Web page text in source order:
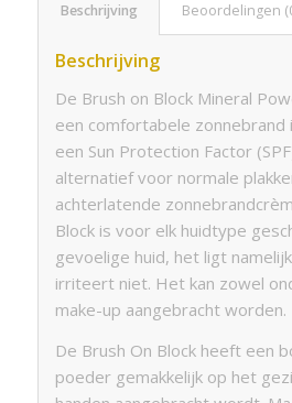
Beschrijving Beoordelingen
Beschrijving
De Brush on Block Mineral
een comfortabele
een Sun Protection Factor
alternatief voor normale
achterlatende
Block is voor elk huidtype
gevoelige huid, het ligt
irriteert niet. Het kan zowel
make-up aangebracht worden.
De Brush On Block heeft een
poeder gemakkelijk op het